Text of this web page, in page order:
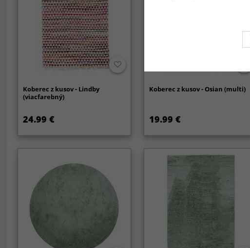
Koberec z kusov - Lindby
(viacfarebný)
24.99 €
Koberec z kusov - Osian (multi)
19.99 €